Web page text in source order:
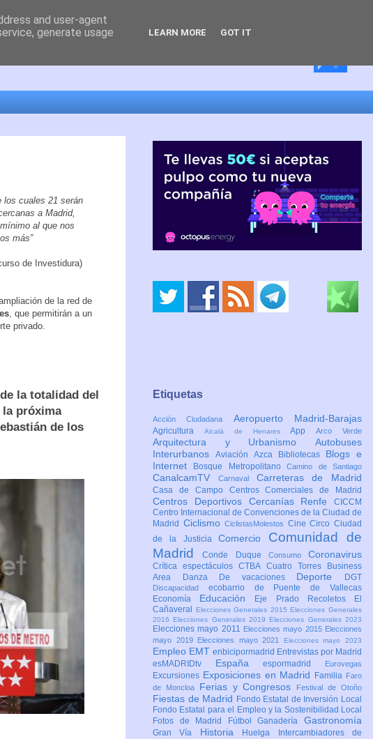
los cuales 21 serán
a Madrid,
al que nos
más”
de Investidura)
de la red de
, que permitirán a un
privado.
la totalidad del
próxima
de los
Etiquetas
Acción Ciudadana Aeropuerto Madrid-Barajas
Agricultura Alcalá de HenaresAppArco Verde
Arquitectura y Urbanismo Autobuses
Interurbanos Aviación Azca Bibliotecas Blogs e
Internet
Bosque MetropolitanoCamino de Santiago
CanalcamTV Carnaval Carreteras de Madrid
Casa de Campo Centros Comerciales de Madrid
Centros Deportivos Cercanías Renfe CICCM
Centro Internacional de Convenciones de la Ciudad de
Madrid CiclismoCiclistasMolestos CineCircoCiudad
de la JusticiaComercio Comunidad de
MadridConde Duque Consumo Coronavirus
Crítica espectáculosCTBA Cuatro Torres Business
Area
Danza De vacaciones Deporte DGT
Discapacidad ecobarrio de Puente de Vallecas
Economía Educación Eje Prado Recoletos
El
Cañaveral
Elecciones Generales 2015 Elecciones Generales
2016 Elecciones Generales 2019 Elecciones Generales 2023
Elecciones mayo 2011 Elecciones mayo 2015 Elecciones
mayo 2019
Elecciones mayo 2021 Elecciones mayo 2023
Empleo EMT enbicipormadrid Entrevistas por Madrid
esMADRIDtv Españaespormadrid Eurovegas
Excursiones Exposiciones en Madrid Familia Faro
de Moncloa
Ferias y Congresos Festival de Otoño
Fiestas de Madrid Fondo Estatal de Inversión Local
Fondo Estatal para el Empleo y la Sostenibilidad Local
Fotos de Madrid
FútbolGanaderíaGastronomía
Gran Vía Historia Huelga
Intercambiadores de
and user-agent
generate usage
LEARN MORE GOT IT